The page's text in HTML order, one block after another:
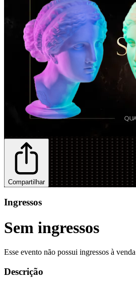
Compartilhar
Ingressos
Sem ingressos
Esse evento não possui ingressos à venda
Descrição